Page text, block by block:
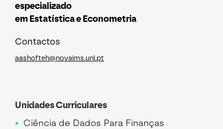
especializado
em Estatística e Econometria
Contactos
aashofteh@novaims.unl.pt
Unidades Curriculares
Ciência de Dados Para Finanças